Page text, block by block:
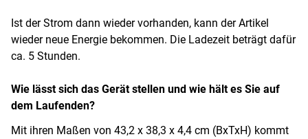
Ist der Strom dann wieder vorhanden, kann der Artikel
wieder neue Energie bekommen. Die Ladezeit beträgt dafür
ca. 5 Stunden.
Wie lässt sich das Gerät stellen und wie hält es Sie auf
dem Laufenden?
Mit ihren Maßen von 43,2 x 38,3 x 4,4 cm (BxTxH) kommt